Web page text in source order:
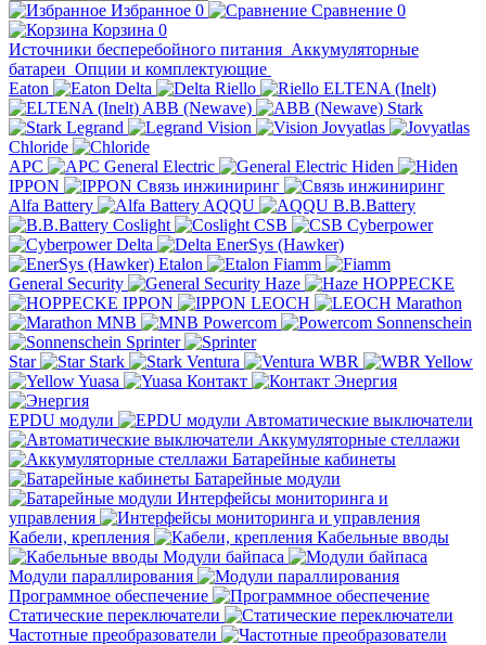
Избранное 0 Сравнение 0
Корзина 0
Источники бесперебойного питания Аккумуляторные
батареи Опции и комплектующие
Eaton
Delta Riello
ELTENA (Inelt)
ABB (Newave)
Stark
Legrand
Vision
Jovyatlas
Chloride
APC
General Electric
Hiden
IPPON
Связь инжиниринг
Alfa Battery
AQQU
B.B.Battery
Coslight
CSB
Cyberpower
Delta
EnerSys (Hawker)
Etalon
Fiamm
General Security
Haze
HOPPECKE
IPPON
LEOCH
Marathon
MNB
Powercom
Sonnenschein
Sprinter
Star
Stark Ventura WBR
Yellow
Yuasa
Контакт Энергия
EPDU модули
Автоматические выключатели
Аккумуляторные стеллажи
Батарейные кабинеты
Батарейные модули
Интерфейсы мониторинга и
управления
Кабели, крепления
Кабельные вводы
Модули байпаса
Модули параллирования
Программное обеспечение
Статические переключатели
Частотные преобразователи